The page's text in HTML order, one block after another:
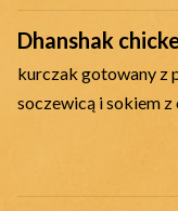
Dhanshak
kurczak gotowany z
soczewicą i sokiem